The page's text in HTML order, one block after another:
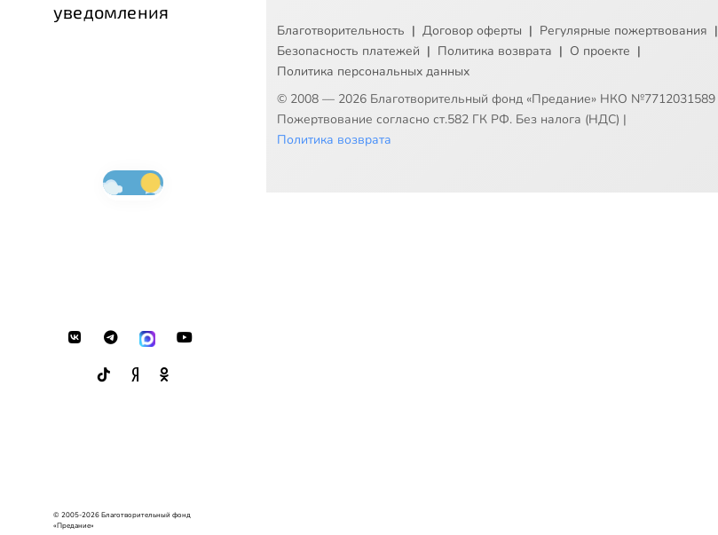
уведомления
© 2005-2026 Благотворительный фонд
«Предание»
Благотворительность | Договор оферты | Регулярные пожертвования |
Безопасность платежей | Политика возврата | О проекте |
Политика персональных данных
© 2008 — 2026 Благотворительный фонд «Предание» НКО №7712031589
Пожертвование согласно ст.582 ГК РФ. Без налога (НДС) |
Политика возврата